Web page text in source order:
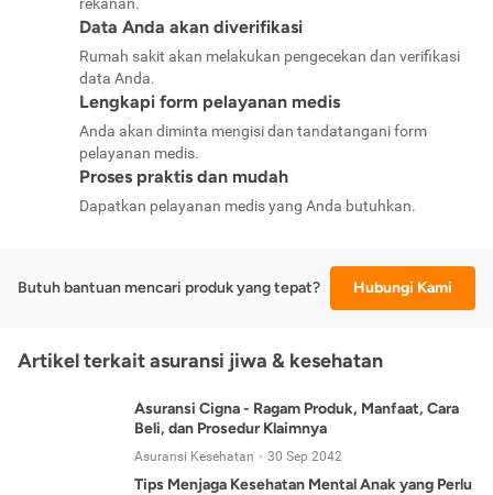
Data Anda akan diverifikasi
Rumah sakit akan melakukan pengecekan dan verifikasi
data Anda.
Lengkapi form pelayanan medis
Anda akan diminta mengisi dan tandatangani form
pelayanan medis.
Proses praktis dan mudah
Dapatkan pelayanan medis yang Anda butuhkan.
Butuh bantuan mencari produk yang tepat? Hubungi Kami
Artikel terkait asuransi jiwa & kesehatan
Asuransi Cigna - Ragam Produk, Manfaat, Cara
Beli, dan Prosedur Klaimnya
Asuransi Kesehatan 30 Sep 2042
Tips Menjaga Kesehatan Mental Anak yang Perlu